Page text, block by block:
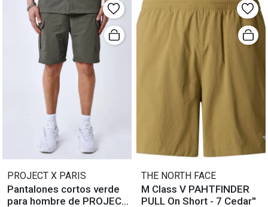
PROJECT X PARIS
Pantalones cortos verde
para hombre de PROJECT
THE NORTH FACE
M Class V PAHTFINDER
PULL On Short - 7 Cedar''